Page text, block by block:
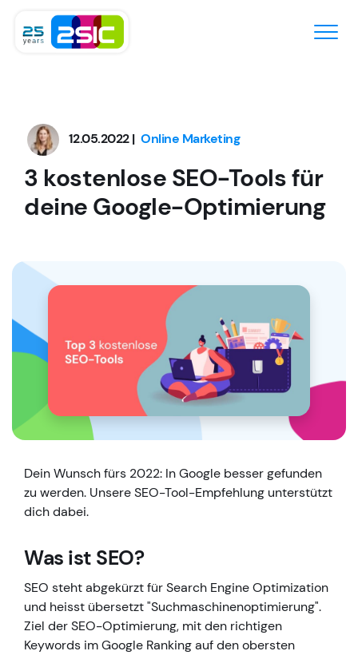
12.05.2022 | Online Marketing
3 kostenlose SEO-Toolsfür
deine Google-Optimierung
Dein Wunsch fürs 2022: In Google besser gefunden
zu werden. Unsere SEO-Tool-Empfehlung unterstützt
dich dabei.
Was ist SEO?
SEO steht abgekürzt für Search Engine Optimization
und heisst übersetzt "Suchmaschinenoptimierung".
Ziel der SEO-Optimierung, mit den richtigen
Keywords im Google Ranking auf den obersten